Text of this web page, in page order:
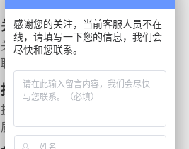
关于我们
关于我们
联系我们
技术支持
技术文档
质检报告
产品信息
微生物质控菌株
遗传毒理
药敏检测
感谢您的关注，当前客服人员不在
线，请填写一下您的信息，我们会
尽快和您联系。